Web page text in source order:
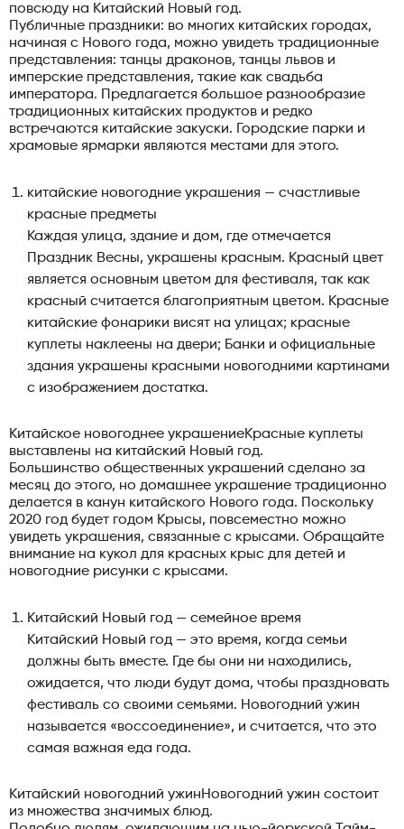
повсюду на Китайский Новый год.
Публичные праздники: во многих китайских городах,
начиная с Нового года, можно увидеть традиционные
представления: танцы драконов, танцы львов и
имперские представления, такие как свадьба
императора. Предлагается большое разнообразие
традиционных китайских продуктов и редко
встречаются китайские закуски. Городские парки и
храмовые ярмарки являются местами для этого.
китайские новогодние украшения — счастливые
красные предметы
Каждая улица, здание и дом, где отмечается
Праздник Весны, украшены красным. Красный цвет
является основным цветом для фестиваля, так как
красный считается благоприятным цветом. Красные
китайские фонарики висят на улицах; красные
куплеты наклеены на двери; Банки и официальные
здания украшены красными новогодними картинами
с изображением достатка.
Китайское новогоднее украшениеКрасные куплеты
выставлены на китайский Новый год.
Большинство общественных украшений сделано за
месяц до этого, но домашнее украшение традиционно
делается в канун китайского Нового года. Поскольку
2020 год будет годом Крысы, повсеместно можно
увидеть украшения, связанные с крысами. Обращайте
внимание на кукол для красных крыс для детей и
новогодние рисунки с крысами.
Китайский Новый год — семейное время
Китайский Новый год — это время, когда семьи
должны быть вместе. Где бы они ни находились,
ожидается, что люди будут дома, чтобы праздновать
фестиваль со своими семьями. Новогодний ужин
называется «воссоединение», и считается, что это
самая важная еда года.
Китайский новогодний ужинНовогодний ужин состоит
из множества значимых блюд.